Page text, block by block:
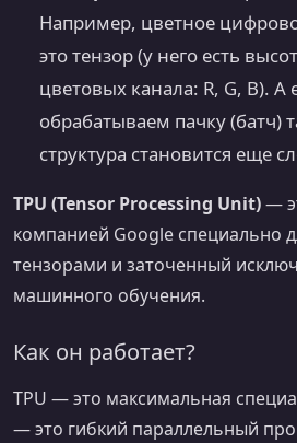
Например, цветное
это тензор (у него есть
цветовых канала: R, G, B). А
обрабатываем пачку (батч)
структура становится еще
TPU (Tensor Processing Unit)—
компанией Google специально
тензорами и заточенный
машинного обучения.
Как он работает?
TPU — это максимальная
— это гибкий параллельный